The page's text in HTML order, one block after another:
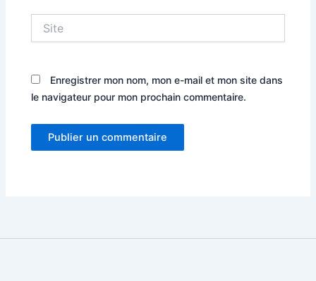
Enregistrer mon nom, mon e-mail et mon site dans
le navigateur pour mon prochain commentaire.